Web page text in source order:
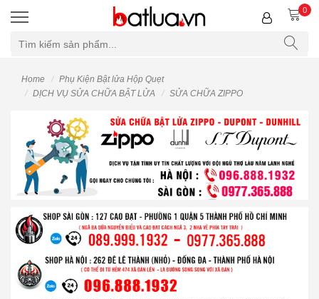
0
Home
Phụ Kiện Bật lửa Hộp Quẹt
DỊCH VỤ SỬA CHỮA BẬT LỬA
SỬA CHỮA ZIPPO